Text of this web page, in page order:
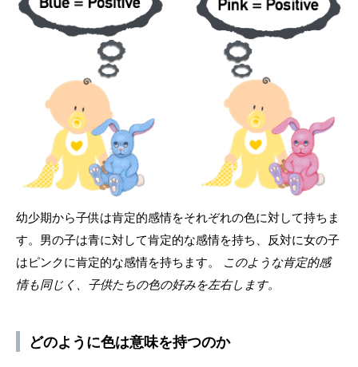
幼少期から子供は肯定的感情をそれぞれの色に対して持ちま
す。男の子は青に対して肯定的な感情を持ち、反対に女の子
はピンクに肯定的な感情を持ちます。 このような肯定的感
情も同じく、子供たちの色の好みを左右します。
どのように色は意味を持つのか